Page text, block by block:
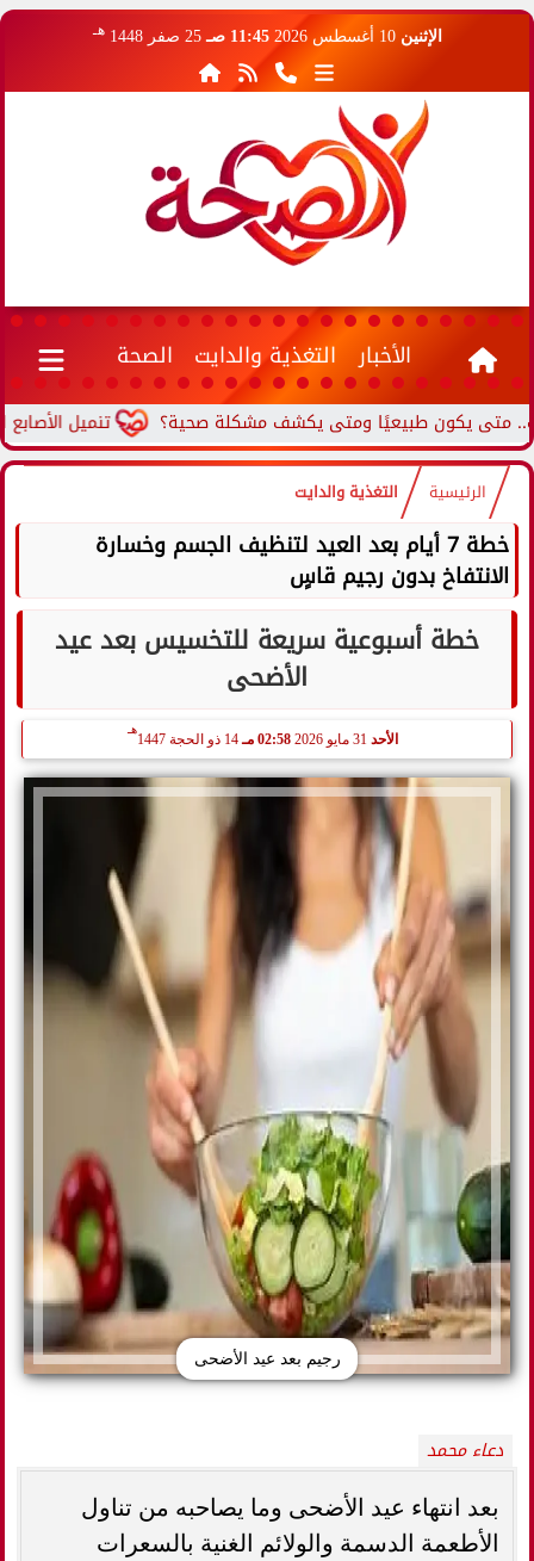
الإثنين 10 أغسطس 2026 11:45 صـ 25 صفر 1448 هـ
الأخبار التغذية والدايت الصحة
تنميل الأصابع يكون طبيعيًا ومتى يكشف مشكلة صحية؟
الرئيسية التغذية والدايت
خطة 7 أيام بعد العيد لتنظيف الجسم وخسارة
الانتفاخ بدون رجيم قاسٍ
خطة أسبوعية سريعة للتخسيس بعد عيد
الأضحى
الأحد 31 مايو 2026 02:58 مـ 14 ذو الحجة 1447
هـ
رجيم بعد عيد الأضحى
دعاء محمد
بعد انتهاء عيد الأضحى وما يصاحبه من تناول
الأطعمة الدسمة والولائم الغنية بالسعرات